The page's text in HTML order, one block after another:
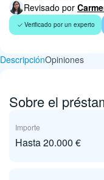
Revisado por
Verificado por un experto
DescripciónOpiniones
Sobre el
Importe
Hasta 20.000 €